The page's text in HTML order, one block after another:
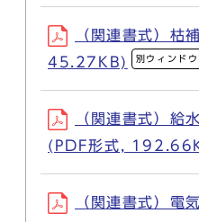
（関連書式）枯
45.27KB)
別ウィンドウ
（関連書式）給
(PDF形式,
（関連書式）電